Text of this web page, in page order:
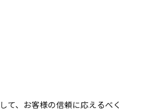
て、お客様の信頼に応えるべく